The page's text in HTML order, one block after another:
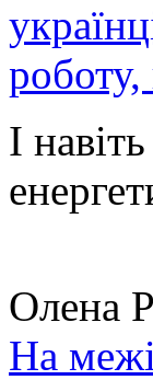
І
Олена
На